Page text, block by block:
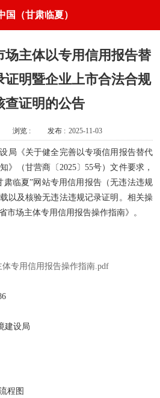
国（甘肃临夏）
场主体以专用信用报告替
证明暨企业上市合法合规
查证明的公告
浏览 : 发布 : 2025-11-03
局《关于健全完善以专项信用报告替代
》（甘营商〔2025〕55号）文件要求，
肃临夏”网站专用信用报告（无违法违规
以及核验无违法违规记录证明。相关操
市场主体专用信用报告操作指南》。
专用信用报告操作指南.pdf
建设局
程图